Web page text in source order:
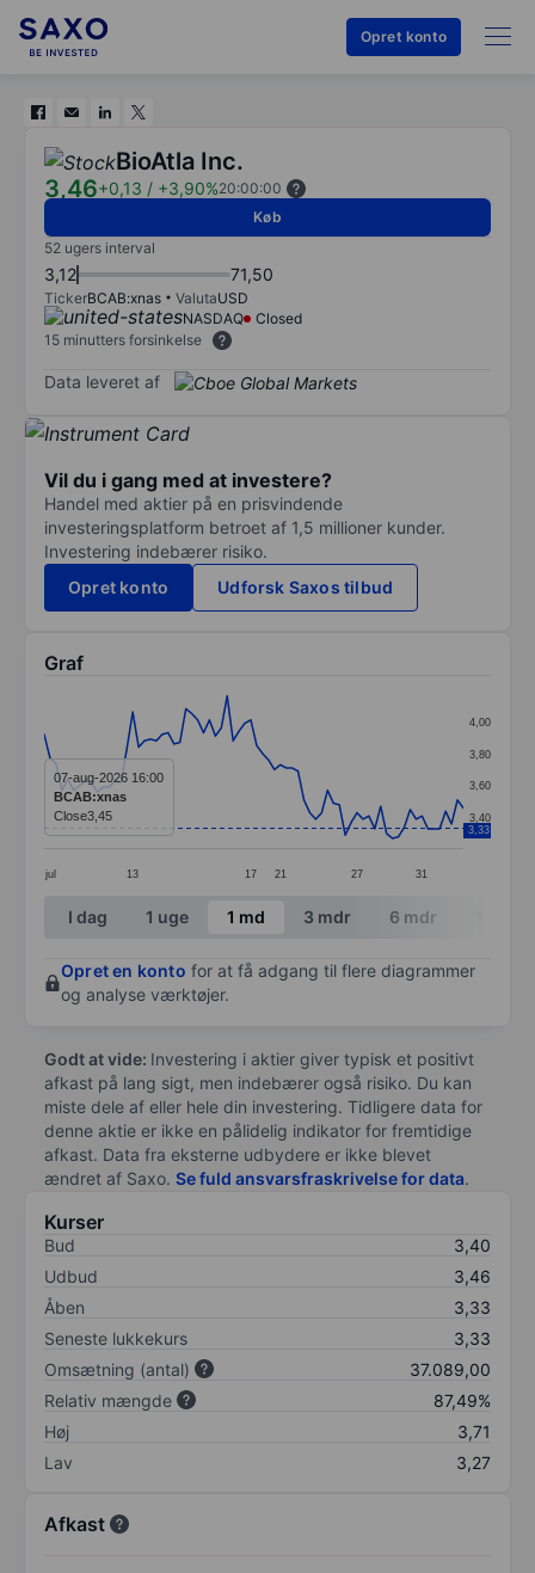
Opret konto
BioAtla Inc.
3,46+0,13 / +3,90%20:00:00
Køb
52 ugers interval
3,12 71,50
TickerBCAB:xnas ValutaUSD
NASDAQ
Closed
15 minutters forsinkelse
Data leveret af
Vil du i gang med at investere?
Handel med aktier på en prisvindende
investeringsplatform betroet af 1,5 millioner kunder.
Investering indebærer risiko.
Opret konto
Udforsk Saxos tilbud
Graf
Line chart with 72 data points.
The chart has 1 X axis displaying categories.
The chart has 1 Y axis displaying values. Data
jul 13 17 21 27 31
3,40
3,60
3,80
4,00
3,33
07-aug-2026 16:00
BCAB:xnas
Close3,45
End of interactive chart.
I dag 1 uge 1 md 3 mdr 6 mdr
Opret en konto for at få adgang til flere diagrammer
og analyse værktøjer.
Godt at vide: Investering i aktier giver typisk et positivt
afkast på lang sigt, men indebærer også risiko. Du kan
miste dele af eller hele din investering. Tidligere data for
denne aktie er ikke en pålidelig indikator for fremtidige
afkast. Data fra eksterne udbydere er ikke blevet
ændret af Saxo. Se fuld ansvarsfraskrivelse for data.
Kurser
Bud
3,40
Udbud
3,46
Åben
3,33
Seneste lukkekurs
3,33
Omsætning (antal)
37.089,00
Relativ mængde
87,49%
Høj
3,71
Lav
3,27
Afkast